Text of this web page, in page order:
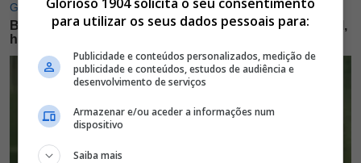
para utilizar os seus dados pessoais para:
Publicidade e conteúdos personalizados, medição de
publicidade e conteúdos, estudos de audiência e
desenvolvimento de serviços
Armazenar e/ou aceder a informações num
dispositivo
Saiba mais